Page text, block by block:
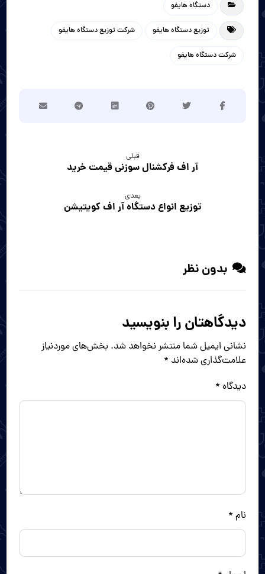
دستگاه هایفو
توزیع دستگاه هایفو شرکت توزیع دستگاه هایفو
شرکت دستگاه هایفو
قبلی
آر اف فرکشنال سوزنی قیمت خرید
بعدی
توزیع انواع دستگاه آر اف کویتیشن
بدون نظر
دیدگاهتان را بنویسید
نشانی ایمیل شما منتشر نخواهد شد. بخش‌های موردنیاز
علامت‌گذاری شده‌اند *
دیدگاه *
نام *